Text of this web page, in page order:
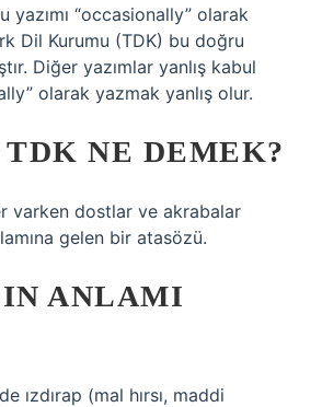
yazımı “occasionally” olarak
Dil Kurumu (TDK) bu doğru
Diğer yazımlar yanlış kabul
olarak yazmak yanlış olur.
NE DEMEK?
varken dostlar ve akrabalar
gelen bir atasözü.
ANLAMI
ızdırap (mal hırsı, maddi